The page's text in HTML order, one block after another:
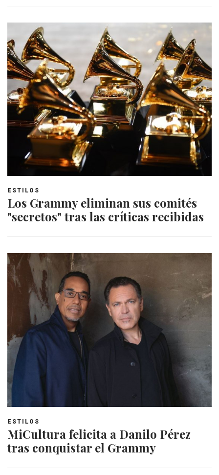
ESTILOS
Los Grammy eliminan sus comités
"secretos" tras las críticas recibidas
ESTILOS
MiCultura felicita a Danilo Pérez
tras conquistar el Grammy